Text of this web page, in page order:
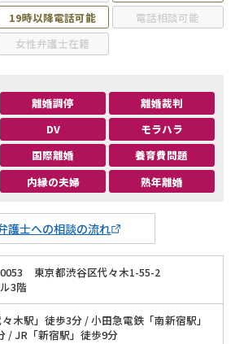
DV
離婚の相談先
離婚したくない
その他の男女問題
19時以降電話可能
電話相談可能
女性弁護士在籍
護士への相談の流れ
離婚調停
離婚裁判
DV
モラハラ
国際離婚
養育費問題
内縁の夫婦 熟年離婚
0053
東京都渋谷区代々木1-55-2
3階
木駅」徒歩3分 / 小田急電鉄「南新宿駅」
/ JR「新宿駅」徒歩9分